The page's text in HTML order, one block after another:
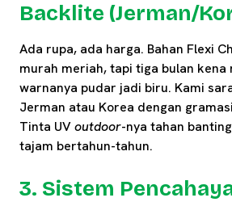
Backlite (Jerman/
Ada rupa, ada harga. Bahan Flexi
murah meriah, tapi tiga bulan
warnanya pudar jadi biru. Kami
Jerman atau Korea dengan
Tinta UVoutdoor-nya tahan
tajam bertahun-tahun.
3. Sistem